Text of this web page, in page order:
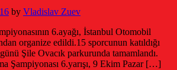
by Vladislav Zuev
6.ayağı, İstanbul Otomobil
organize edildi.15 sporcunun katıldığı
Şile Ovacık parkurunda tamamlandı.
Şampiyonası 6.yarışı, 9 Ekim Pazar […]